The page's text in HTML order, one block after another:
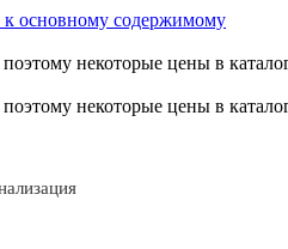
к основному содержимому
некоторые цены в
некоторые цены в